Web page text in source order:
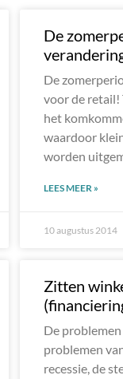
De
De
voor de retail!
het
waardoor
worden
LEES MEER »
10 augustus 2014
Zitten
De
problemen
recessie, de